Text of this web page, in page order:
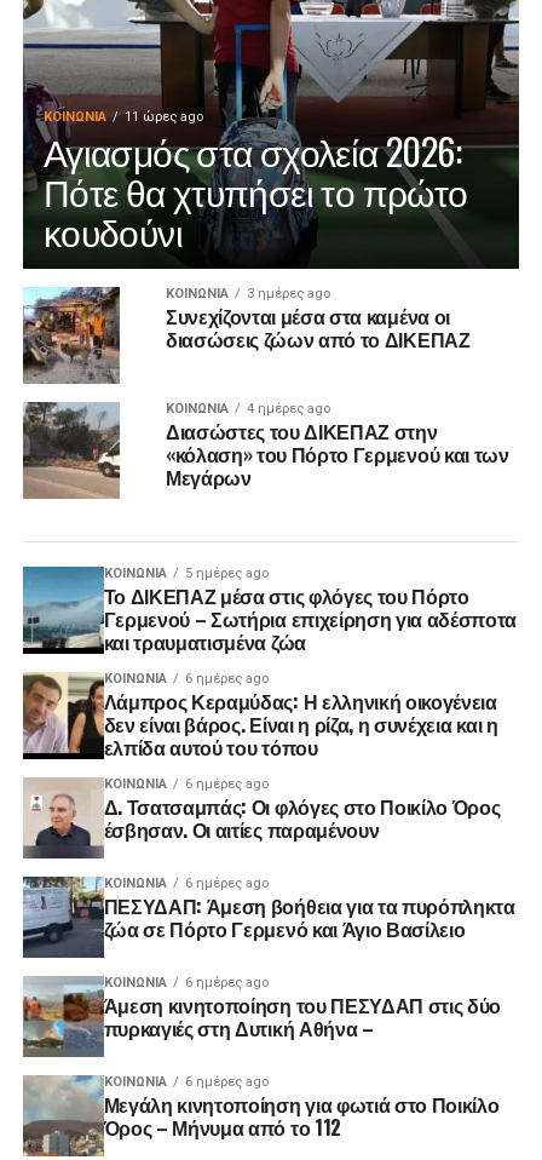
ΚΟΙΝΩΝΊΑ 11 ώρες ago
Αγιασμός στα σχολεία 2026:
Πότε θα χτυπήσει το πρώτο
κουδούνι
ΚΟΙΝΩΝΊΑ 3 ημέρες ago
Συνεχίζονται μέσα στα καμένα οι
διασώσεις ζώων από το ΔΙΚΕΠΑΖ
ΚΟΙΝΩΝΊΑ 4 ημέρες ago
Διασώστες του ΔΙΚΕΠΑΖ στην
«κόλαση» του Πόρτο Γερμενού και των
Μεγάρων
ΚΟΙΝΩΝΊΑ 5 ημέρες ago
Το ΔΙΚΕΠΑΖ μέσα στις φλόγες του Πόρτο
Γερμενού – Σωτήρια επιχείρηση για αδέσποτα
και τραυματισμένα ζώα
ΚΟΙΝΩΝΊΑ 6 ημέρες ago
Λάμπρος Κεραμύδας: Η ελληνική οικογένεια
δεν είναι βάρος. Είναι η ρίζα, η συνέχεια και η
ελπίδα αυτού του τόπου
ΚΟΙΝΩΝΊΑ 6 ημέρες ago
Δ. Τσατσαμπάς: Οι φλόγες στο Ποικίλο Όρος
έσβησαν. Οι αιτίες παραμένουν
ΚΟΙΝΩΝΊΑ 6 ημέρες ago
ΠΕΣΥΔΑΠ: Άμεση βοήθεια για τα πυρόπληκτα
ζώα σε Πόρτο Γερμενό και Άγιο Βασίλειο
ΚΟΙΝΩΝΊΑ 6 ημέρες ago
Άμεση κινητοποίηση του ΠΕΣΥΔΑΠ στις δύο
πυρκαγιές στη Δυτική Αθήνα –
ΚΟΙΝΩΝΊΑ 6 ημέρες ago
Μεγάλη κινητοποίηση για φωτιά στο Ποικίλο
Όρος – Μήνυμα από το 112